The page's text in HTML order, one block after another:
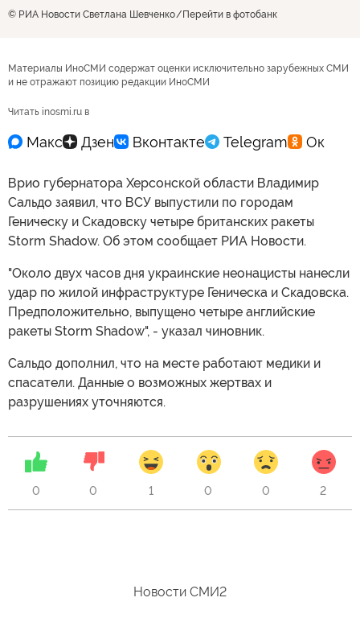
© РИА Новости Светлана Шевченко Перейти в фотобанк
Материалы ИноСМИ содержат оценки исключительно зарубежных СМИ
и не отражают позицию редакции ИноСМИ
Читать inosmi.ru в
Врио губернатора Херсонской области Владимир
Сальдо заявил, что ВСУ выпустили по городам
Геническу и Скадовску четыре британских ракеты
Storm Shadow. Об этом сообщает РИА Новости.
"Около двух часов дня украинские неонацисты нанесли
удар по жилой инфраструктуре Геническа и Скадовска.
Предположительно, выпущено четыре английские
ракеты Storm Shadow", - указал чиновник.
Сальдо дополнил, что на месте работают медики и
спасатели. Данные о возможных жертвах и
разрушениях уточняются.
0 0 1 0 0 2
Новости СМИ2